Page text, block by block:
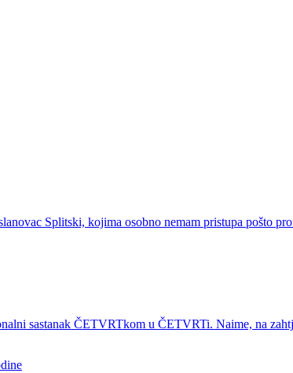
Splitski, kojima osobno nemam pristupa pošto
sastanak ČETVRTkom u ČETVRTi. Naime, na